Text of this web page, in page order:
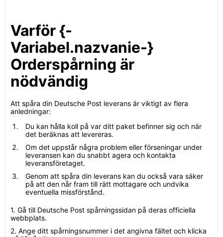
Varför {-
Variabel.nazvanie-}
Orderspårning är
nödvändig
Att spåra din Deutsche Post leverans är viktigt av flera
anledningar:
Du kan hålla koll på var ditt paket befinner sig och när
det beräknas att levereras.
Om det uppstår några problem eller förseningar under
leveransen kan du snabbt agera och kontakta
leveransföretaget.
Genom att spåra din leverans kan du också vara säker
på att den når fram till rätt mottagare och undvika
eventuella missförstånd.
1. Gå till Deutsche Post spårningssidan på deras officiella
webbplats.
2. Ange ditt spårningsnummer i det angivna fältet och klicka